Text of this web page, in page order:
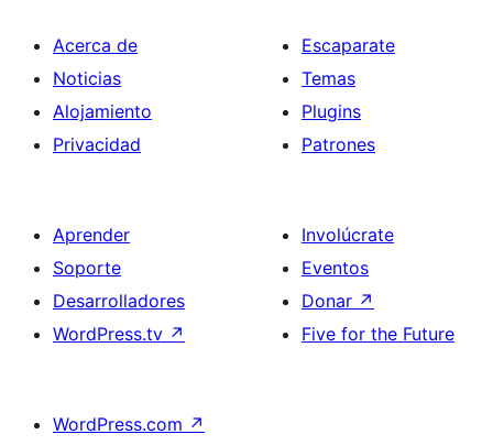
Acerca de
Noticias
Alojamiento
Privacidad
Escaparate
Temas
Plugins
Patrones
Aprender
Soporte
Desarrolladores
WordPress.tv ↗
Involúcrate
Eventos
Donar ↗
Five for the Future
WordPress.com ↗